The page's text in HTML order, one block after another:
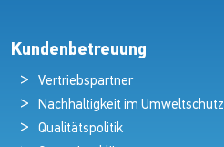
Kundenbetreuung
Vertriebspartner
Nachhaltigkeit im Umweltschutz
Qualitätspolitik